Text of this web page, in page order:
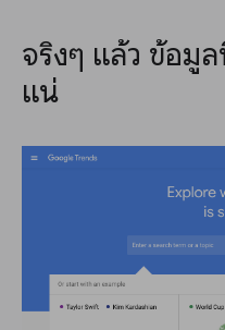
จริงๆ แล้ว ข้อมู
แน่